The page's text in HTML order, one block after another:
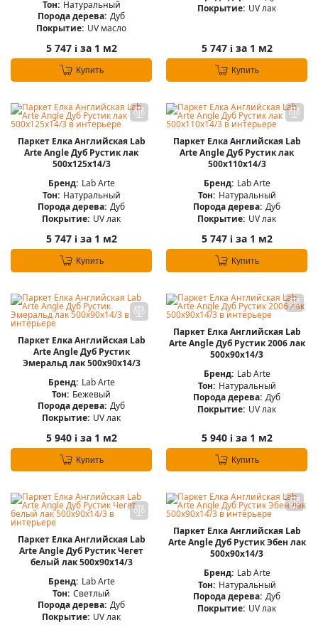
Тон: Натуральный
Порода дерева: Дуб
Покрытие: UV масло
5 747 iза 1 м2
Купить
Покрытие: UV лак
5 747 iза 1 м2
Купить
Паркет Елка Английская Lab
Arte Angle Дуб Рустик лак
500х125х14/3
Бренд: Lab Arte
Тон: Натуральный
Порода дерева: Дуб
Покрытие: UV лак
5 747 iза 1 м2
Купить
Паркет Елка Английская Lab
Arte Angle Дуб Рустик лак
500х110х14/3
Бренд: Lab Arte
Тон: Натуральный
Порода дерева: Дуб
Покрытие: UV лак
5 747 iза 1 м2
Купить
Паркет Елка Английская Lab
Arte Angle Дуб Рустик
Эмеральд лак 500х90х14/3
Бренд: Lab Arte
Тон: Бежевый
Порода дерева: Дуб
Покрытие: UV лак
5 940 iза 1 м2
Купить
Паркет Елка Английская Lab
Arte Angle Дуб Рустик 2006 лак
500х90х14/3
Бренд: Lab Arte
Тон: Натуральный
Порода дерева: Дуб
Покрытие: UV лак
5 940 iза 1 м2
Купить
Паркет Елка Английская Lab
Arte Angle Дуб Рустик Чегет
белый лак 500х90х14/3
Бренд: Lab Arte
Тон: Светлый
Порода дерева: Дуб
Покрытие: UV лак
Паркет Елка Английская Lab
Arte Angle Дуб Рустик Эбен лак
500х90х14/3
Бренд: Lab Arte
Тон: Натуральный
Порода дерева: Дуб
Покрытие: UV лак